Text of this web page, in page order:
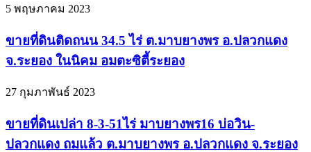
5 พฤษภาคม 2023
ขายที่ดินติดถนน 34.5 ไร่ ต.มาบยางพร อ.ปลวกแดง
จ.ระยอง ในนิคม อมตะซิตี้ระยอง
27 กุมภาพันธ์ 2023
ขายที่ดินเปล่า 8-3-51ไร่ มาบยางพร16 บ่อวิน-
ปลวกแดง ถมแล้ว ต.มาบยางพร อ.ปลวกแดง จ.ระยอง